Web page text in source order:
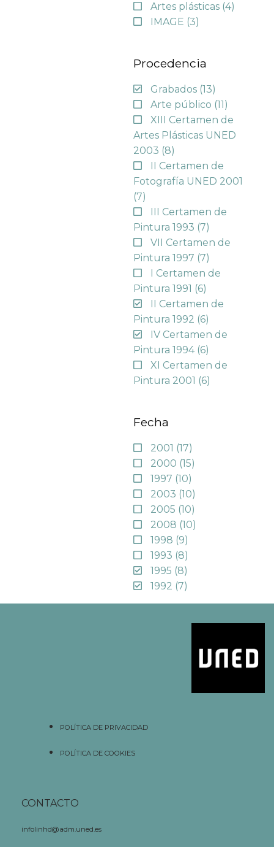
Artes plásticas (4)
IMAGE (3)
Procedencia
Grabados (13)
Arte público (11)
XIII Certamen de
Artes Plásticas UNED
2003 (8)
II Certamen de
Fotografía UNED 2001
(7)
III Certamen de
Pintura 1993 (7)
VII Certamen de
Pintura 1997 (7)
I Certamen de
Pintura 1991 (6)
II Certamen de
Pintura 1992 (6)
IV Certamen de
Pintura 1994 (6)
XI Certamen de
Pintura 2001 (6)
Fecha
2001 (17)
2000 (15)
1997 (10)
2003 (10)
2005 (10)
2008 (10)
1998 (9)
1993 (8)
1995 (8)
1992 (7)
POLÍTICA DE PRIVACIDAD
POLÍTICA DE COOKIES
CONTACTO
infolinhd@adm.uned.es